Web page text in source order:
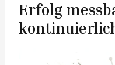
Erfolg